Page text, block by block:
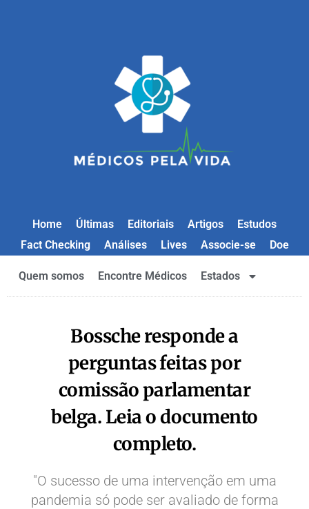
Home Últimas Editoriais Artigos
Estudos
Fact Checking
Análises Lives Associe-se Doe
Quem somos Encontre Médicos Estados
Bossche responde a
perguntas feitas por
comissão parlamentar
belga. Leia o documento
completo.
"O sucesso de uma intervenção em uma
pandemia só pode ser avaliado de forma